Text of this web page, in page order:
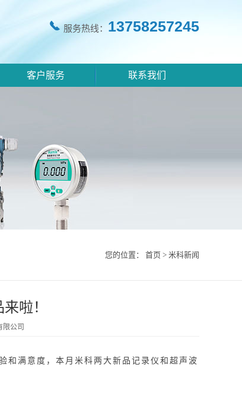
服务热线： 13758257245
客户服务 联系我们
您的位置： 首页 > 米科新闻
啦！
公司
满意度，本月米科两大新品记录仪和超声波